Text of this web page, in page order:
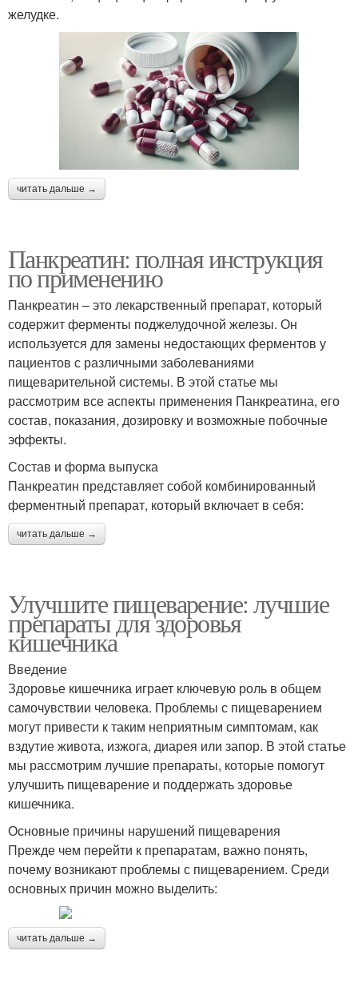
желудке.
читать дальше →
Панкреатин: полная инструкция
по применению
Панкреатин – это лекарственный препарат, который
содержит ферменты поджелудочной железы. Он
используется для замены недостающих ферментов у
пациентов с различными заболеваниями
пищеварительной системы. В этой статье мы
рассмотрим все аспекты применения Панкреатина, его
состав, показания, дозировку и возможные побочные
эффекты.
Состав и форма выпуска
Панкреатин представляет собой комбинированный
ферментный препарат, который включает в себя:
читать дальше →
Улучшите пищеварение: лучшие
препараты для здоровья
кишечника
Введение
Здоровье кишечника играет ключевую роль в общем
самочувствии человека. Проблемы с пищеварением
могут привести к таким неприятным симптомам, как
вздутие живота, изжога, диарея или запор. В этой статье
мы рассмотрим лучшие препараты, которые помогут
улучшить пищеварение и поддержать здоровье
кишечника.
Основные причины нарушений пищеварения
Прежде чем перейти к препаратам, важно понять,
почему возникают проблемы с пищеварением. Среди
основных причин можно выделить:
читать дальше →